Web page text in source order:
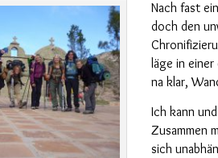
Nach fast
doch den
läge in einer
na klar,
Ich kann
Zusammen
sich